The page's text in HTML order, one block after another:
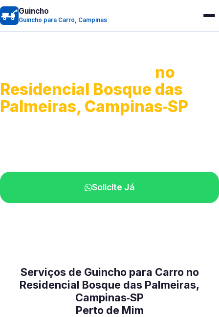
Guincho
Guincho para Carro, Campinas
no
Residencial Bosque das
Palmeiras, Campinas‑SP
Solicite Já
Serviços de Guincho para Carro no
Residencial Bosque das Palmeiras,
Campinas‑SP
Perto de Mim